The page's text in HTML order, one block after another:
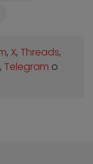
, X, Threads,
, Telegram o